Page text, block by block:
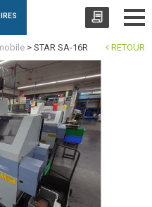
RETOUR
> STAR SA-16R